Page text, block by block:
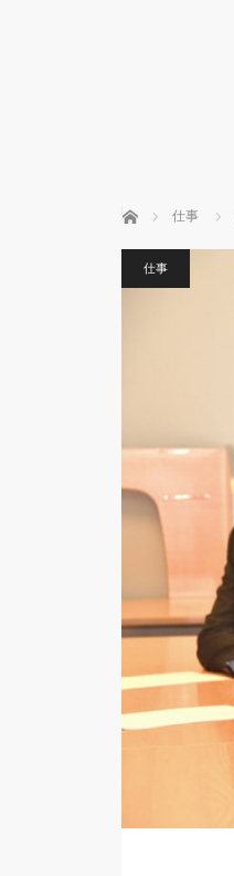
ホーム 仕事
仕事